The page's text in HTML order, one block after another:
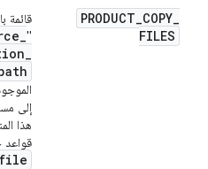
PRODUCT_COPY_
FILES
قائمة
"
_
_
إلى
هذا